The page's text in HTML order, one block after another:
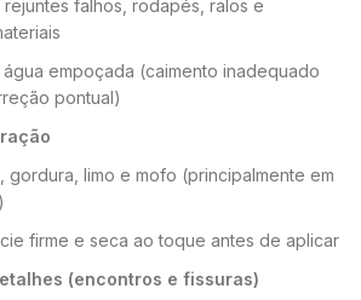
falhos, rodapés, ralos e
empoçada (caimento inadequado
pontual)
gordura, limo e mofo (principalmente em
firme e seca ao toque antes de aplicar
(encontros e fissuras)